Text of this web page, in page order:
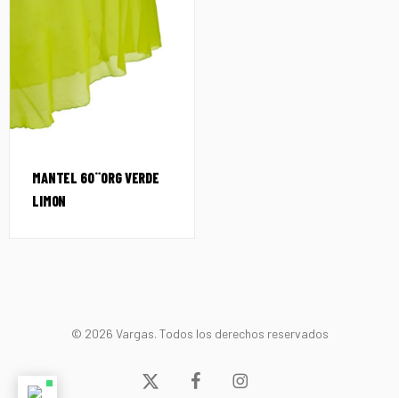
MANTEL 60¨ORG VERDE
LIMON
© 2026 Vargas. Todos los derechos reservados
x-
facebookinstagram